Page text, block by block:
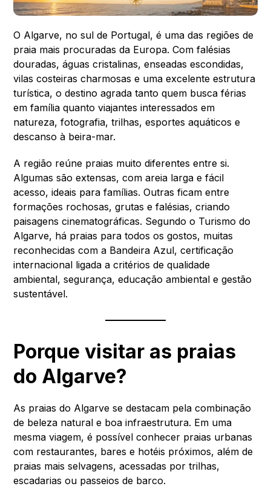
O Algarve, no sul de Portugal, é uma das regiões de
praia mais procuradas da Europa. Com falésias
douradas, águas cristalinas, enseadas escondidas,
vilas costeiras charmosas e uma excelente estrutura
turística, o destino agrada tanto quem busca férias
em família quanto viajantes interessados em
natureza, fotografia, trilhas, esportes aquáticos e
descanso à beira-mar.
A região reúne praias muito diferentes entre si.
Algumas são extensas, com areia larga e fácil
acesso, ideais para famílias. Outras ficam entre
formações rochosas, grutas e falésias, criando
paisagens cinematográficas. Segundo o Turismo do
Algarve, há praias para todos os gostos, muitas
reconhecidas com a Bandeira Azul, certificação
internacional ligada a critérios de qualidade
ambiental, segurança, educação ambiental e gestão
sustentável.
Porque visitar as praias
do Algarve?
As praias do Algarve se destacam pela combinação
de beleza natural e boa infraestrutura. Em uma
mesma viagem, é possível conhecer praias urbanas
com restaurantes, bares e hotéis próximos, além de
praias mais selvagens, acessadas por trilhas,
escadarias ou passeios de barco.